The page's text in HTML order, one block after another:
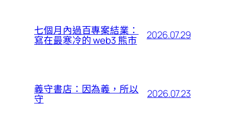
七個月內過百專案結業：
寫在最寒冷的 web3 熊市 2026.07.29
義守書店：因為義，所以
守 2026.07.23